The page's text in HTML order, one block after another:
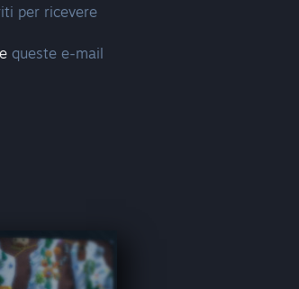
per ricevere
queste e-mail